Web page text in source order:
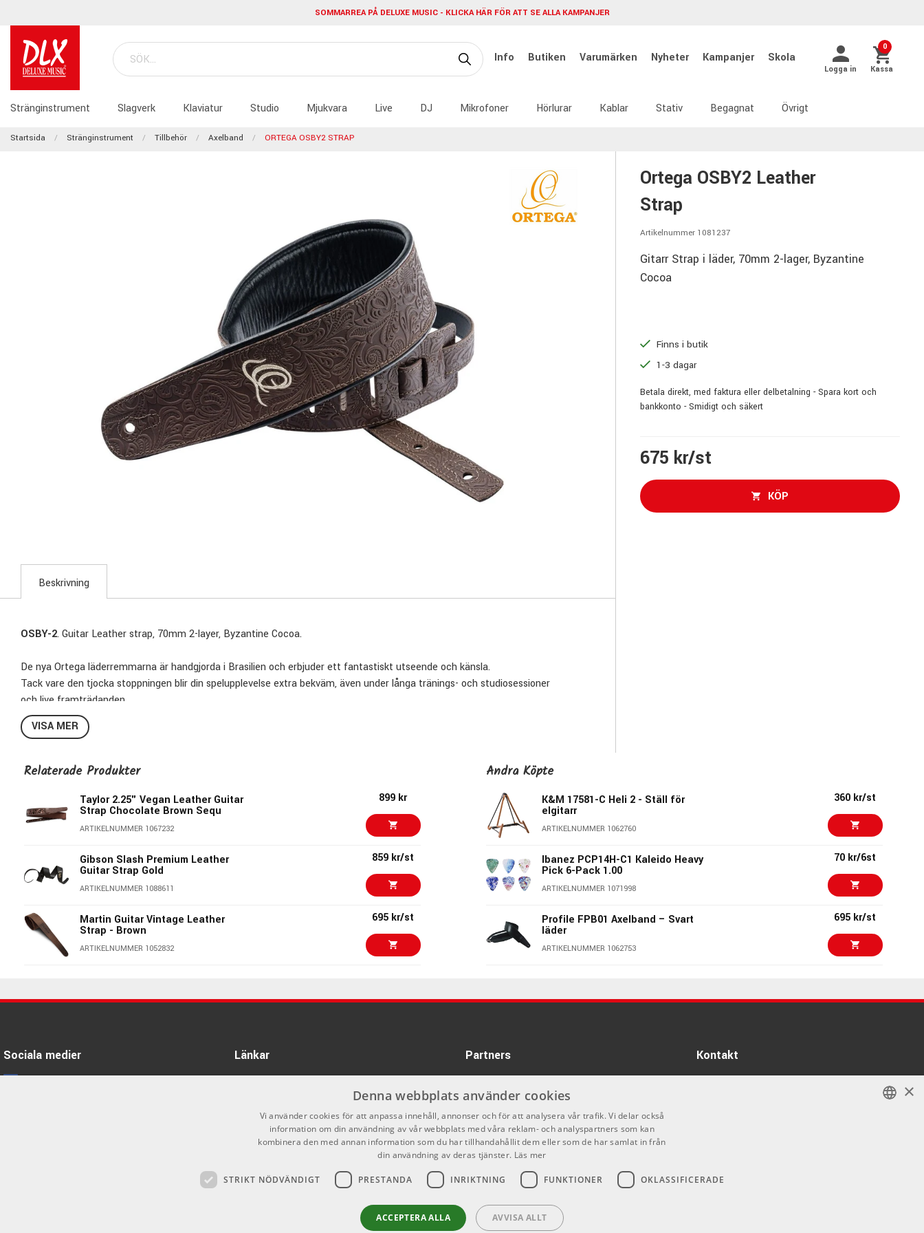
SOMMARREA PÅ DELUXE MUSIC - KLICKA HÄR FÖR ATT SE ALLA KAMPANJER
Info Butiken Varumärken Nyheter Kampanjer Skola
Logga in
0
Kassa
Stränginstrument Slagverk Klaviatur Studio Mjukvara Live DJ Mikrofoner Hörlurar Kablar Stativ Begagnat Övrigt
Startsida Stränginstrument Tillbehör Axelband ORTEGA OSBY2 STRAP
Ortega OSBY2 Leather
Strap
Artikelnummer 1081237
Gitarr Strap i läder, 70mm 2-lager, Byzantine
Cocoa
Finns i butik
1-3 dagar
Betala direkt, med faktura eller delbetalning - Spara kort och
bankkonto - Smidigt och säkert
675 kr/st
KÖP
Beskrivning
OSBY-2. Guitar Leather strap, 70mm 2-layer, Byzantine Cocoa.
De nya Ortega läderremmarna är handgjorda i Brasilien och erbjuder ett fantastiskt utseende och känsla.
Tack vare den tjocka stoppningen blir din spelupplevelse extra bekväm, även under långa tränings- och studiosessioner
och live framträdanden.
• 2-lagers.
• Max längd: 145 cm.
• Finish: Byzantine Cocoa.
VISA MER
Relaterade Produkter
Taylor 2.25" Vegan Leather Guitar
Strap Chocolate Brown Sequ
ARTIKELNUMMER 1067232
899 kr
Gibson Slash Premium Leather
Guitar Strap Gold
ARTIKELNUMMER 1088611
859 kr/st
Martin Guitar Vintage Leather
Strap - Brown
ARTIKELNUMMER 1052832
695 kr/st
Vai UtoPia Black/Gold
760 kr/st
760 kr/st
1024 kr/st
Andra Köpte
K&M 17581-C Heli 2 - Ställ för
elgitarr
ARTIKELNUMMER 1062760
360 kr/st
Ibanez PCP14H-C1 Kaleido Heavy
Pick 6-Pack 1.00
ARTIKELNUMMER 1071998
70 kr/6st
Profile FPB01 Axelband – Svart
läder
ARTIKELNUMMER 1062753
695 kr/st
ARTIKELNUMMER 1088616
Profile FPB05 Axelband –
Mörkbrunt läder
ARTIKELNUMMER 1062756
Ernie Ball 5374 Cloud Comfort
ARTIKELNUMMER 1084792
Taylor GS Mini Guitar Strap Cotton
Sociala medier Länkar
Köpvillkor
Varumärken
Partners Kontakt
Helgdagar
×
Denna webbplats använder cookies
Vi använder cookies för att anpassa innehåll, annonser och för att analysera vår trafik. Vi delar också
information om din användning av vår webbplats med våra reklam- och analyspartners som kan
kombinera den med annan information som du har tillhandahållit dem eller som de har samlat in från
din användning av deras tjänster. Läs mer
STRIKT NÖDVÄNDIGT PRESTANDA INRIKTNING FUNKTIONER OKLASSIFICERADE
ACCEPTERA ALLA AVVISA ALLT